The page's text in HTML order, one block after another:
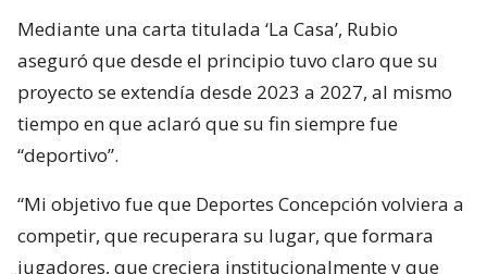
Mediante una carta titulada ‘La Casa’, Rubio
aseguró que desde el principio tuvo claro que su
proyecto se extendía desde 2023 a 2027, al mismo
tiempo en que aclaró que su fin siempre fue
“deportivo”.
“Mi objetivo fue que Deportes Concepción volviera a
competir, que recuperara su lugar, que formara
jugadores, que creciera institucionalmente y que